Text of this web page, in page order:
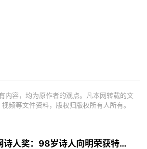
内容，均为原作者的观点。凡本网转载的文
频等文件资料，版权归版权所有人所有。
2025北京文艺网诗人奖：98岁诗人向明荣获特别奖，陈东东荣获诗人奖，茱萸荣获年度诗人奖！